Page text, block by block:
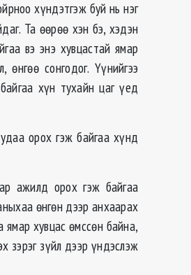
хүндэтгэж буй нь нэг
Та өөрөө хэн бэ, хэдэн
вэ энэ хувцастай ямар
сонгодог. Үүнийгээ
хүн тухайн цаг үед
орох гэж байгаа хүнд
ажилд орох гэж байгаа
өнгөн дээр анхаарах
ямар хувцас өмссөн байна,
зэрэг зүйл дээр үндэслэж